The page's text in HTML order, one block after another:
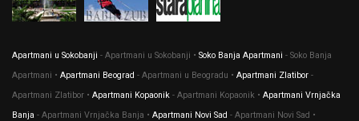
Apartmani u Sokobanji - Apartmani u Sokobanji • Soko Banja Apartmani - Soko Banja
Apartmani • Apartmani Beograd - Apartmani u Beogradu • Apartmani Zlatibor -
Apartmani Zlatibor • Apartmani Kopaonik - Apartmani Kopaonik • Apartmani Vrnjačka
Banja - Apartmani Vrnjačka Banja • Apartmani Novi Sad - Apartmani Novi Sad •